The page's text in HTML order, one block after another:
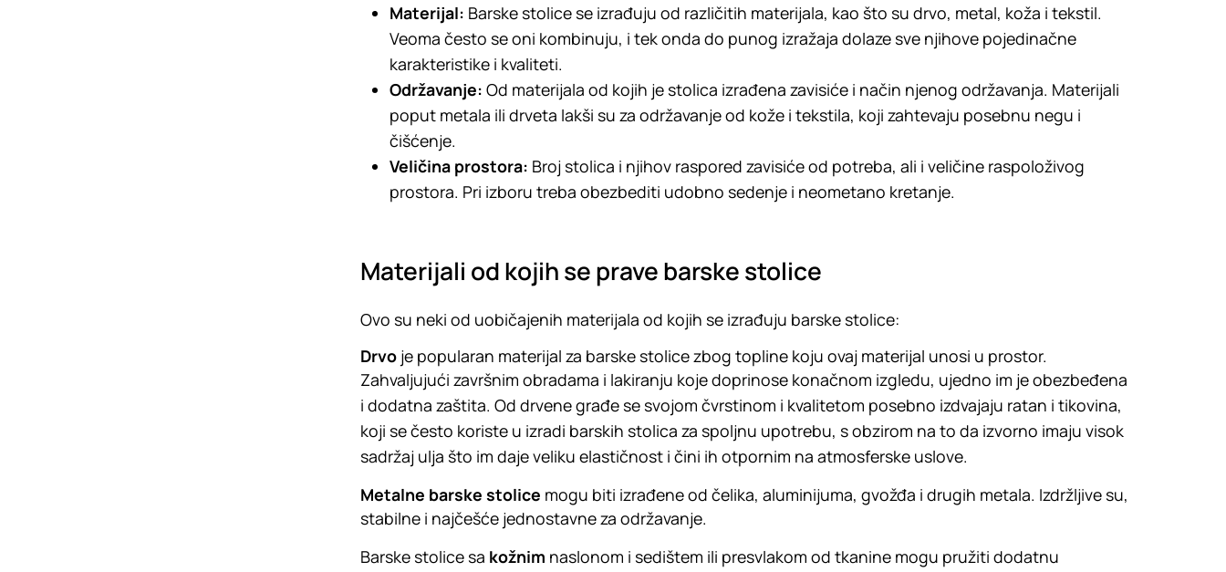
Materijal: Barske stolice se izrađuju od različitih materijala, kao što su drvo, metal, koža i tekstil.
Veoma često se oni kombinuju, i tek onda do punog izražaja dolaze sve njihove pojedinačne
karakteristike i kvaliteti.
Održavanje: Od materijala od kojih je stolica izrađena zavisiće i način njenog održavanja. Materijali
poput metala ili drveta lakši su za održavanje od kože i tekstila, koji zahtevaju posebnu negu i
čišćenje.
Veličina prostora: Broj stolica i njihov raspored zavisiće od potreba, ali i veličine raspoloživog
prostora. Pri izboru treba obezbediti udobno sedenje i neometano kretanje.
Materijali od kojih se prave barske stolice
Ovo su neki od uobičajenih materijala od kojih se izrađuju barske stolice:
Drvoje popularan materijal za barske stolice zbog topline koju ovaj materijal unosi u prostor.
Zahvaljujući završnim obradama i lakiranju koje doprinose konačnom izgledu, ujedno im je obezbeđena
i dodatna zaštita. Od drvene građe se svojom čvrstinom i kvalitetom posebno izdvajaju ratan i tikovina,
koji se često koriste u izradi barskih stolica za spoljnu upotrebu, s obzirom na to da izvorno imaju visok
sadržaj ulja što im daje veliku elastičnost i čini ih otpornim na atmosferske uslove.
Metalne barske stolice mogu biti izrađene od čelika, aluminijuma, gvožđa i drugih metala. Izdržljive su,
stabilne i najčešće jednostavne za održavanje.
Barske stolice sa kožnim naslonom i sedištem ili presvlakom od tkanine mogu pružiti dodatnu